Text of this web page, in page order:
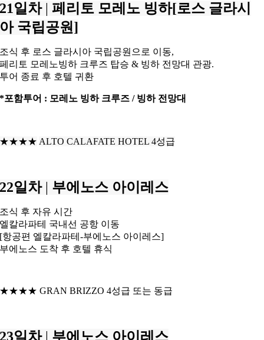
21일차 | 페리토 모레노 빙하[로스 글라시
아 국립공원]
조식 후 로스 글라시아 국립공원으로 이동,
페리토 모레노빙하 크루즈 탑승 & 빙하 전망대 관광.
투어 종료 후 호텔 귀환
*포함투어 : 모레노 빙하 크루즈 / 빙하 전망대
★★★★ ALTO CALAFATE HOTEL 4성급
22일차 | 부에노스 아이레스
조식 후 자유 시간
엘칼라파테 국내선 공항 이동
[항공편 엘칼라파테-부에노스 아이레스]
부에노스 도착 후 호텔 휴식
★★★★ GRAN BRIZZO 4성급 또는 동급
23일차 | 부에노스 아이레스